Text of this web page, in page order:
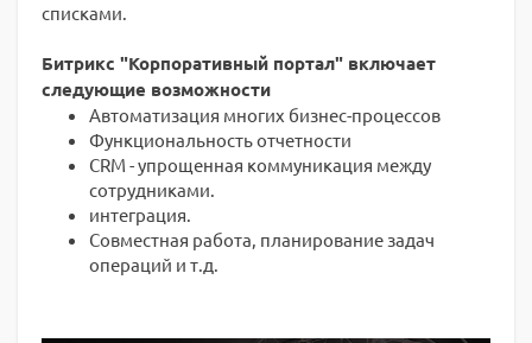
списками.
Битрикс "Корпоративный портал" включает
следующие возможности
Автоматизация многих бизнес-процессов
Функциональность отчетности
CRM - упрощенная коммуникация между
сотрудниками.
интеграция.
Совместная работа, планирование задач
операций и т.д.